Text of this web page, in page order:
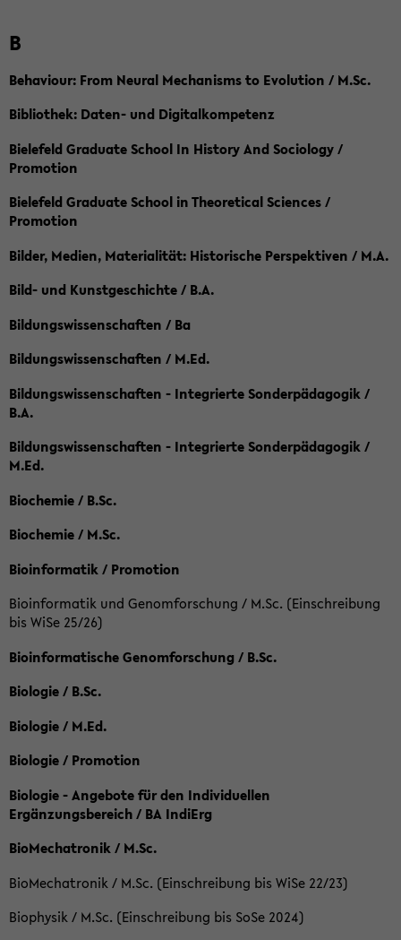
B
Behaviour: From Neural Mechanisms to Evolution / M.Sc.
Bibliothek: Daten- und Digitalkompetenz
Bielefeld Graduate School In History And Sociology /
Promotion
Bielefeld Graduate School in Theoretical Sciences /
Promotion
Bilder, Medien, Materialität: Historische Perspektiven / M.A.
Bild- und Kunstgeschichte / B.A.
Bildungswissenschaften / Ba
Bildungswissenschaften / M.Ed.
Bildungswissenschaften - Integrierte Sonderpädagogik /
B.A.
Bildungswissenschaften - Integrierte Sonderpädagogik /
M.Ed.
Biochemie / B.Sc.
Biochemie / M.Sc.
Bioinformatik / Promotion
Bioinformatik und Genomforschung / M.Sc. (Einschreibung
bis WiSe 25/26)
Bioinformatische Genomforschung / B.Sc.
Biologie / B.Sc.
Biologie / M.Ed.
Biologie / Promotion
Biologie - Angebote für den Individuellen
Ergänzungsbereich / BA IndiErg
BioMechatronik / M.Sc.
BioMechatronik / M.Sc. (Einschreibung bis WiSe 22/23)
Biophysik / M.Sc. (Einschreibung bis SoSe 2024)